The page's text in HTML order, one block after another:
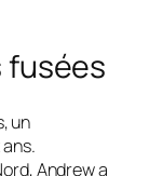
fusées
un
Andrew a